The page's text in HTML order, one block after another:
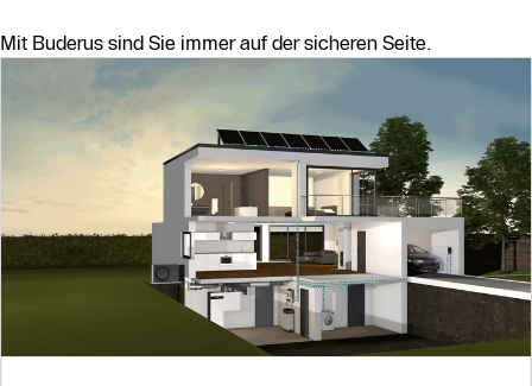
Mit Buderus sind Sie immer auf der sicheren Seite.
Slider Bildergalerie
Als Liste anzeigen
Slider Überspringen